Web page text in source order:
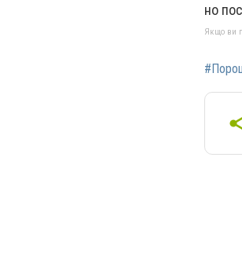
но
Якщо ви